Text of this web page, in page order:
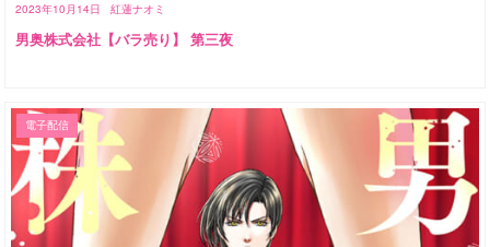
2023年10月14日 紅蓮ナオミ
男奥株式会社【バラ売り】 第三夜
電子配信